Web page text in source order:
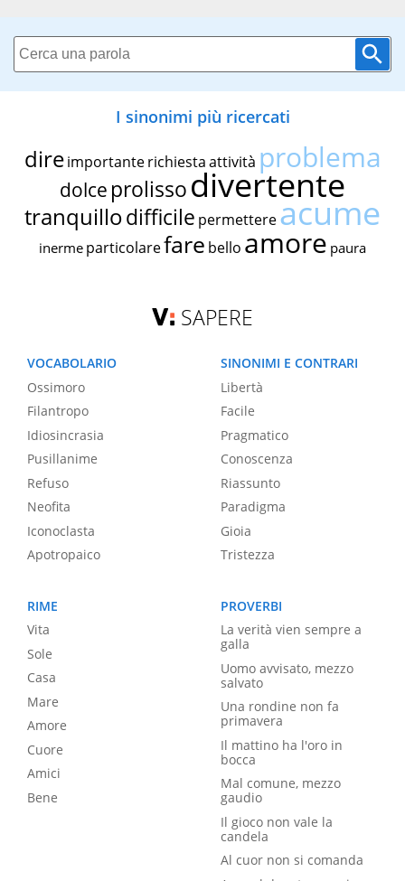
I sinonimi più ricercati
dire importante richiestaattività problema
dolce prolissodivertente
tranquillodifficile permettereacume
inerme particolarefare bello amore paura
SAPERE
VOCABOLARIO
Ossimoro
Filantropo
Idiosincrasia
Pusillanime
Refuso
Neofita
Iconoclasta
Apotropaico
SINONIMI E CONTRARI
Libertà
Facile
Pragmatico
Conoscenza
Riassunto
Paradigma
Gioia
Tristezza
RIME
Vita
Sole
Casa
Mare
Amore
Cuore
Amici
Bene
PROVERBI
La verità vien sempre a
galla
Uomo avvisato, mezzo
salvato
Una rondine non fa
primavera
Il mattino ha l'oro in
bocca
Mal comune, mezzo
gaudio
Il gioco non vale la
candela
Al cuor non si comanda